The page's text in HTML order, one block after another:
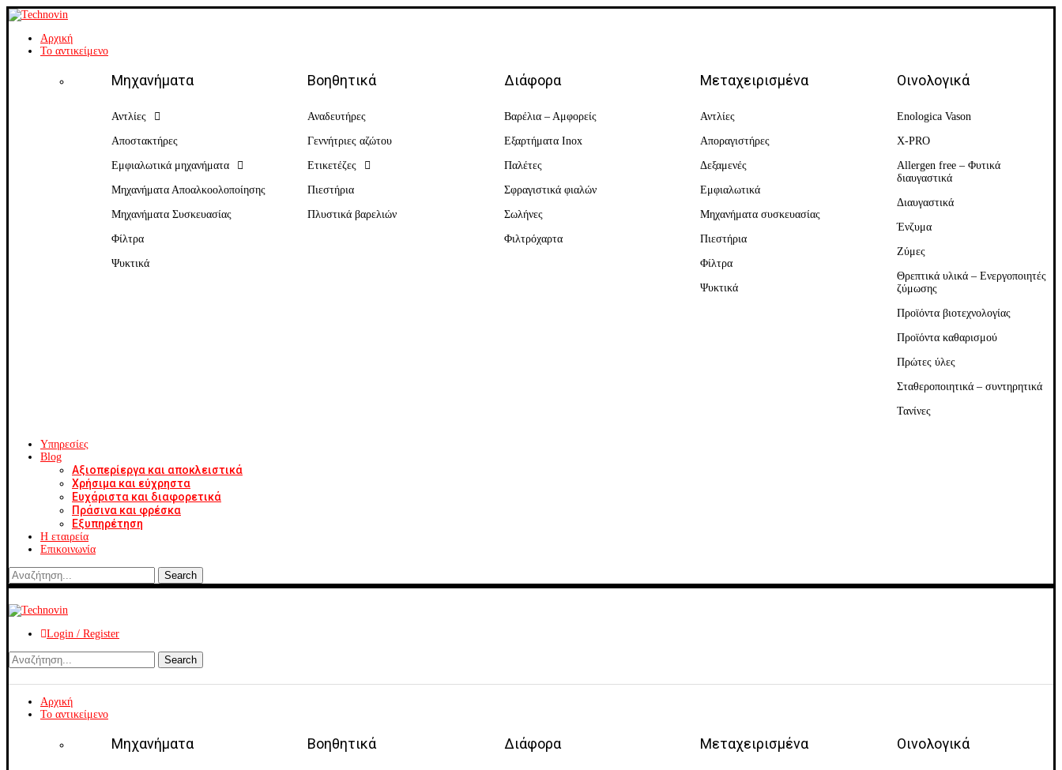
Αρχική
Το αντικείμενο
Μηχανήματα
Αντλίες
Αποστακτήρες
Εμφιαλωτικά μηχανήματα
Μηχανήματα Αποαλκοολοποίησης
Μηχανήματα Συσκευασίας
Φίλτρα
Ψυκτικά
Βοηθητικά
Αναδευτήρες
Γεννήτριες αζώτου
Ετικετέζες
Πιεστήρια
Πλυστικά βαρελιών
Διάφορα
Βαρέλια – Αμφορείς
Εξαρτήματα Inox
Παλέτες
Σφραγιστικά φιαλών
Σωλήνες
Φιλτρόχαρτα
Μεταχειρισμένα
Αντλίες
Αποραγιστήρες
Δεξαμενές
Εμφιαλωτικά
Μηχανήματα συσκευασίας
Πιεστήρια
Φίλτρα
Ψυκτικά
Οινολογικά
Enologica Vason
X-PRO
Allergen free – Φυτικά
διαυγαστικά
Διαυγαστικά
Ένζυμα
Ζύμες
Θρεπτικά υλικά – Ενεργοποιητές
ζύμωσης
Προϊόντα βιοτεχνολογίας
Προϊόντα καθαρισμού
Πρώτες ύλες
Σταθεροποιητικά – συντηρητικά
Τανίνες
Υπηρεσίες
Blog
Αξιοπερίεργα και αποκλειστικά
Χρήσιμα και εύχρηστα
Ευχάριστα και διαφορετικά
Πράσινα και φρέσκα
Εξυπηρέτηση
Η εταιρεία
Επικοινωνία
Search
Login / Register
Search
Αρχική
Το αντικείμενο
Μηχανήματα Βοηθητικά Διάφορα Μεταχειρισμένα Οινολογικά